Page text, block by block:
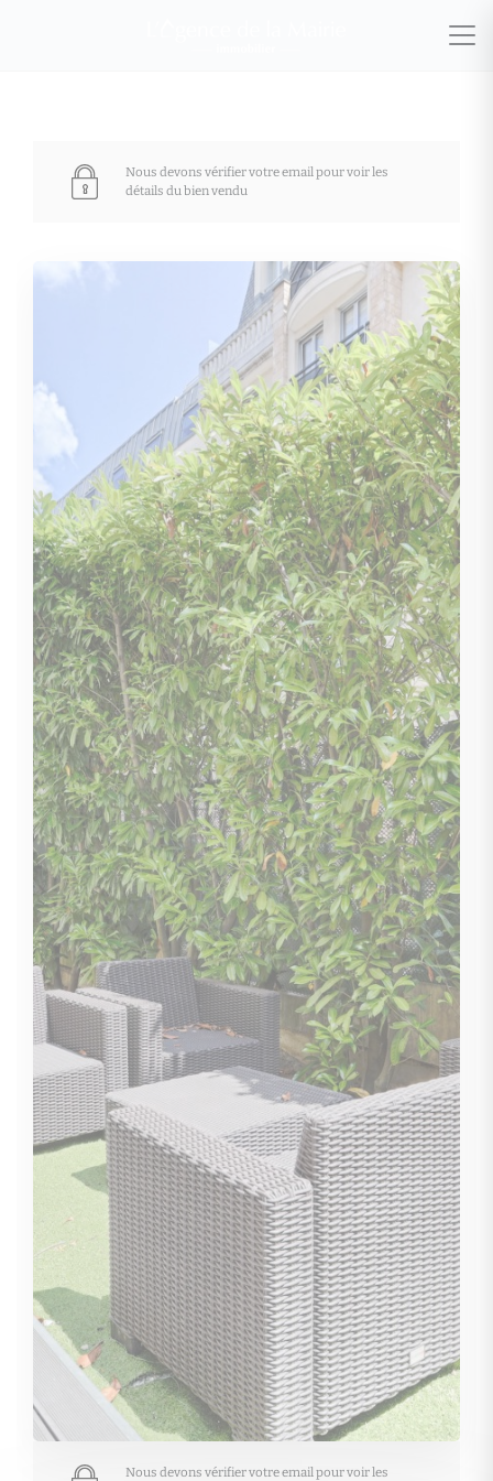
Nous devons vérifier votre email pour voir les
détails du bien vendu
Nous devons vérifier votre email pour voir les